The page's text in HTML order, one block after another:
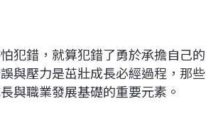
犯錯，就算犯錯了勇於承擔自己的
與壓力是茁壯成長必經過程，那些
與職業發展基礎的重要元素。